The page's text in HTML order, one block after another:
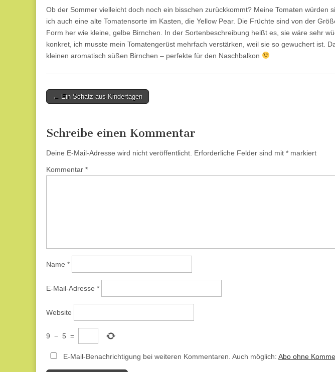
Ob der Sommer vielleicht doch noch ein bisschen zurückkommt? Meine Tomaten würden
ich auch eine alte Tomatensorte im Kasten, die Yellow Pear. Die Früchte sind von der
Form her wie kleine, gelbe Birnchen. In der Sortenbeschreibung heißt es, sie wäre sehr
konkret, ich musste mein Tomatengerüst mehrfach verstärken, weil sie so gewuchert ist.
kleinen aromatisch süßen Birnchen – perfekte für den Naschbalkon
Post
← Ein Schatz aus Kindertagen
Schreibe einen Kommentar
Deine E-Mail-Adresse wird nicht veröffentlicht. Erforderliche Felder sind mit * markiert
Kommentar *
Name *
E-Mail-Adresse *
Website
9 − 5 =
E-Mail-Benachrichtigung bei weiteren Kommentaren. Auch möglich: Abo ohne